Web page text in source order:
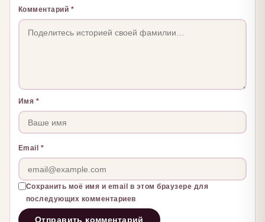
Комментарий *
Имя *
Email *
Сохранить моё имя и email в этом браузере для
последующих комментариев